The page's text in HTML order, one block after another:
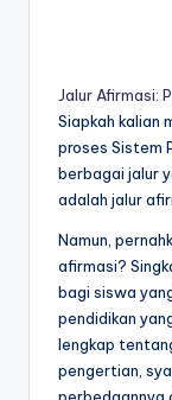
Jalur Afirmasi:
Siapkah kalian
proses Sistem
berbagai jalur
adalah jalur
Namun,
afirmasi?
bagi siswa
pendidikan
lengkap
pengertian,